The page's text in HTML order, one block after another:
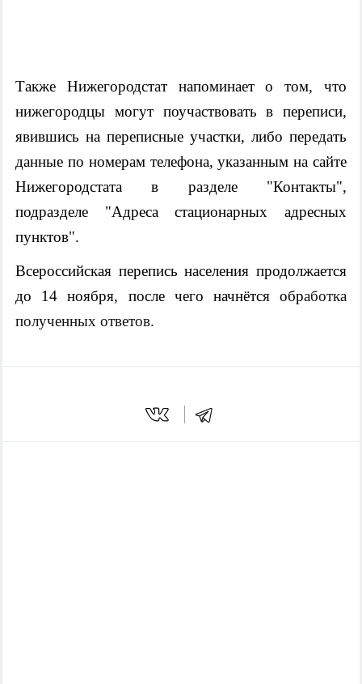
Также Нижегородстат напоминает о том, что
нижегородцы могут поучаствовать в переписи,
явившись на переписные участки, либо передать
данные по номерам телефона, указанным на сайте
Нижегородстата в разделе "Контакты",
подразделе "Адреса стационарных адресных
пунктов".
Всероссийская перепись населения продолжается
до 14 ноября, после чего начнётся обработка
полученных ответов.